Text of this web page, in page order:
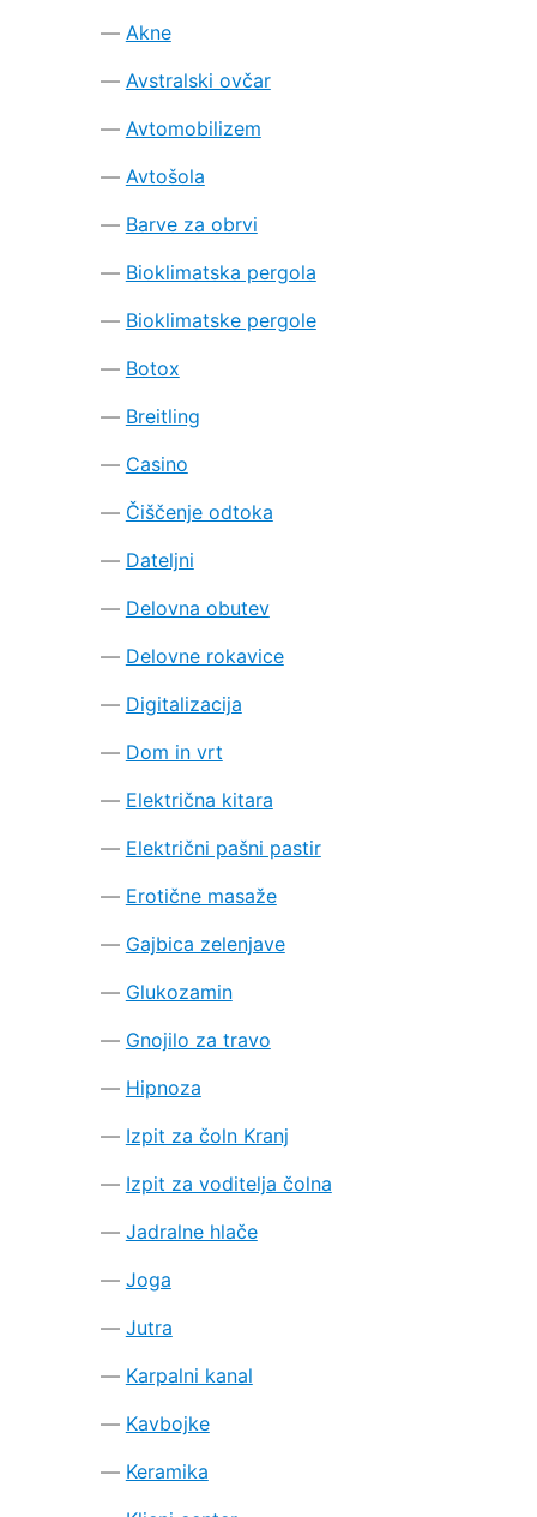
Akne
Avstralski ovčar
Avtomobilizem
Avtošola
Barve za obrvi
Bioklimatska pergola
Bioklimatske pergole
Botox
Breitling
Casino
Čiščenje odtoka
Dateljni
Delovna obutev
Delovne rokavice
Digitalizacija
Dom in vrt
Električna kitara
Električni pašni pastir
Erotične masaže
Gajbica zelenjave
Glukozamin
Gnojilo za travo
Hipnoza
Izpit za čoln Kranj
Izpit za voditelja čolna
Jadralne hlače
Joga
Jutra
Karpalni kanal
Kavbojke
Keramika